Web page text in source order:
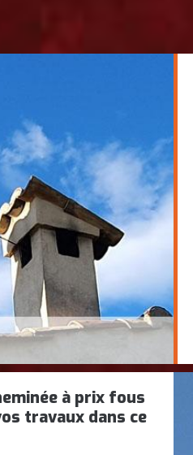
à prix fous
travaux dans ce